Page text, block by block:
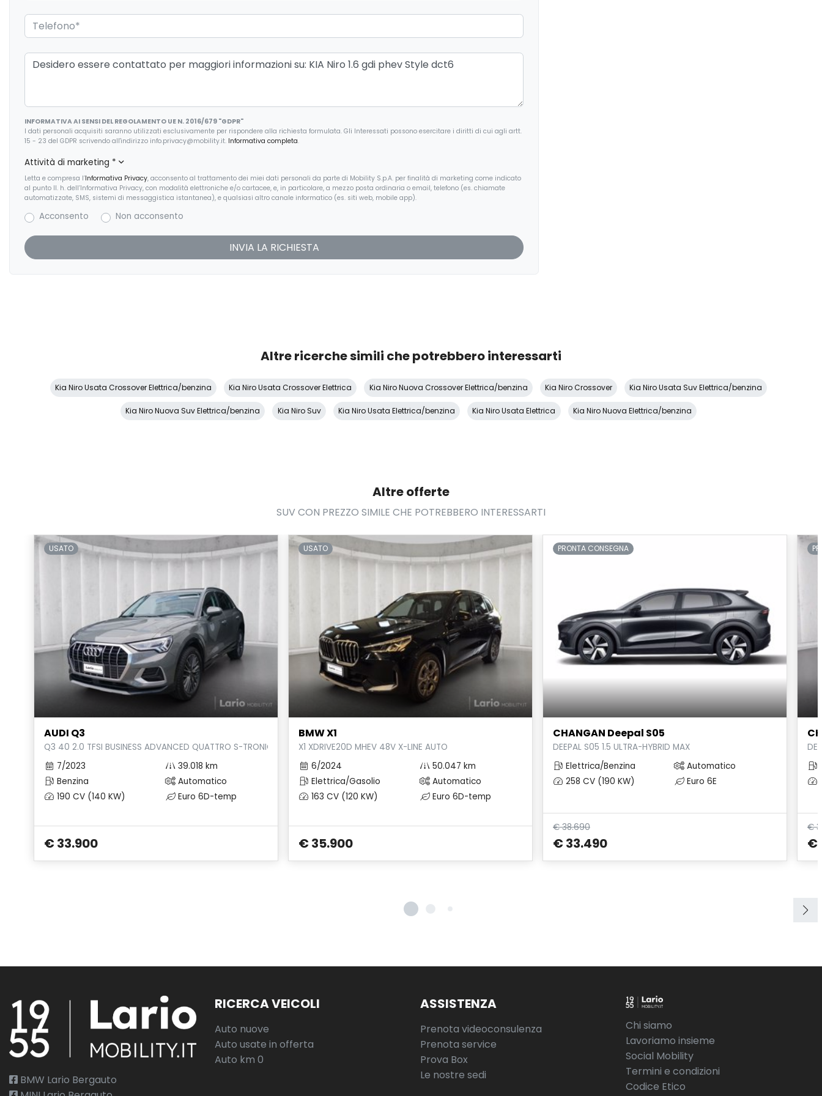
Specchietti retrovisori colorati
Spoiler
Telecamera posteriore
USB
INFORMATIVA AI SENSI DEL REGOLAMENTO UE N. 2016/679 "GDPR"
I dati personali acquisiti saranno utilizzati esclusivamente per rispondere alla richiesta formulata. Gli Interessati possono esercitare i diritti di cui agli artt.
15 - 23 del GDPR scrivendo all'indirizzo info.privacy@mobility.it. Informativa completa.
Attività di marketing *
Letta e compresa l’Informativa Privacy, acconsento al trattamento dei miei dati personali da parte di Mobility S.p.A. per finalità di marketing come indicato
al punto II. h. dell’Informativa Privacy, con modalità elettroniche e/o cartacee, e, in particolare, a mezzo posta ordinaria o email, telefono (es. chiamate
automatizzate, SMS, sistemi di messaggistica istantanea), e qualsiasi altro canale informatico (es. siti web, mobile app).
Acconsento Non acconsento
Altre ricerche simili che potrebbero interessarti
Kia Niro Usata Crossover Elettrica/benzina Kia Niro Usata Crossover Elettrica Kia Niro Nuova Crossover Elettrica/benzina Kia Niro Crossover Kia Niro Usata Suv Elettrica/benzina
Kia Niro Nuova Suv Elettrica/benzina Kia Niro Suv Kia Niro Usata Elettrica/benzina Kia Niro Usata Elettrica Kia Niro Nuova Elettrica/benzina
Altre offerte
SUV CON PREZZO SIMILE CHE POTREBBERO INTERESSARTI
USATO
AUDI Q3
Q3 40 2.0 TFSI BUSINESS ADVANCED QUATTRO S-TRONIC
7/2023
39.018 km
Benzina
Automatico
190 CV (140 KW)
Euro 6D-temp
€ 33.900
USATO
BMW X1
X1 XDRIVE20D MHEV 48V X-LINE AUTO
6/2024
50.047 km
Elettrica/Gasolio
Automatico
163 CV (120 KW)
Euro 6D-temp
€ 35.900
PRONTA CONSEGNA
CHANGAN Deepal S05
DEEPAL S05 1.5 ULTRA-HYBRID MAX
Elettrica/Benzina
Automatico
258 CV (190 KW)
Euro 6E
€ 38.690
€ 33.490
€
€
BMW Lario Bergauto
RICERCA VEICOLI
Auto nuove
Auto usate in offerta
Auto km 0
ASSISTENZA
Prenota videoconsulenza
Prenota service
Prova Box
Le nostre sedi
Chi siamo
Lavoriamo insieme
Social Mobility
Termini e condizioni
Codice Etico